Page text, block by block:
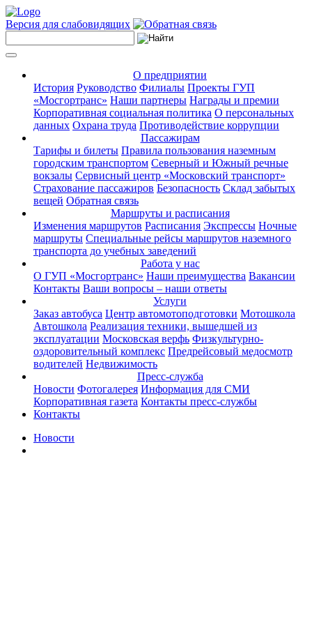
Версия для слабовидящих
О предприятии
История Руководство Филиалы Проекты ГУП
«Мосгортранс» Наши партнеры Награды и премии
Корпоративная социальная политика О персональных
данных Охрана труда Противодействие коррупции
Пассажирам
Тарифы и билеты Правила пользования наземным
городским транспортом Северный и Южный речные
вокзалы Сервисный центр «Московский транспорт»
Страхование пассажиров Безопасность Склад забытых
вещей Обратная связь
Маршруты и расписания
Изменения маршрутов Расписания Экспрессы Ночные
маршруты Специальные рейсы маршрутов наземного
транспорта до учебных заведений
Работа у нас
О ГУП «Мосгортранс» Наши преимущества Вакансии
Контакты Ваши вопросы – наши ответы
Услуги
Заказ автобуса Центр автомотоподготовки Мотошкола
Автошкола Реализация техники, вышедшей из
эксплуатации Московская верфь Физкультурно-
оздоровительный комплекс Предрейсовый медосмотр
водителей Недвижимость
Пресс-служба
Новости Фотогалерея Информация для СМИ
Корпоративная газета Контакты пресс-службы
Контакты
Новости